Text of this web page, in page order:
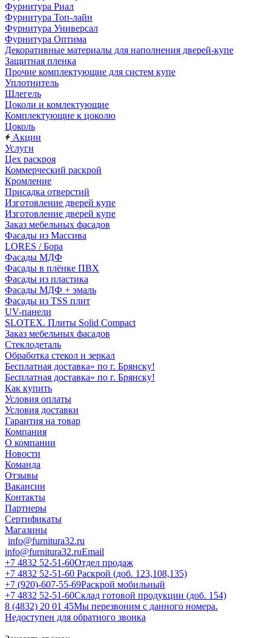
Фурнитура Риал
Фурнитура Топ-лайн
Фурнитура Универсал
Фурнитура Оптима
Декоративные материалы для наполнения дверей-купе
Защитная пленка
Прочие комплектующие для систем купе
Уплотнитель
Шлегель
Цоколи и комлектующие
Комплектующие к цоколю
Цоколь
Акции
Услуги
Цех раскроя
Коммерческий раскрой
Кромление
Присадка отверстий
Изготовление дверей купе
Изготовление дверей купе
Заказ мебельных фасадов
Фасады из Массива
LORES / Бора
Фасады МДФ
Фасады в плёнке ПВХ
Фасады из пластика
Фасады МДФ + эмаль
Фасады из TSS плит
UV-панели
SLOTEX. Плиты Solid Compact
Заказ мебельных фасадов
Стеклодеталь
Обработка стекол и зеркал
Бесплатная доставка» по г. Брянску!
Бесплатная доставка» по г. Брянску!
Как купить
Условия оплаты
Условия доставки
Гарантия на товар
Компания
О компании
Новости
Команда
Отзывы
Вакансии
Контакты
Партнеры
Сертификаты
Магазины
info@furnitura32.ru
info@furnitura32.ruEmail
+7 4832 52-51-60Отдел продаж
+7 4832 52-51-60 Раскрой (доб. 123,108,135)
+7 (920)-607-55-69Раскрой мобильный
+7 4832 52-51-60Склад готовой продукции (доб. 154)
8 (4832) 20 01 45Мы перезвоним с данного номера.
Недоступен для обратного звонка